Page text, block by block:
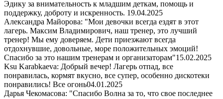
Эдику за внимательность к младшим деткам, помощь и
поддержку, доброту и искренность. 19.04.2025
Александра Майорова: "Мои девочки всегда ездят в этот
лагерь. Максим Владимирович, наш тренер, это лучший
тренер! Мы ему доверяем. Дети приезжают всегда
отдохнувшие, довольные, море положительных эмоций!
Спасибо за это нашим тренерам и организаторам"15.02.2025
Ksu Karabkaeva: Добрый вечер! Лагерь отпад, все
понравилась, кормят вкусно, все супер, особенно дискотеки
понравились! Все огонь04.01.2025
Дарья Чекомасова: "Спасибо Волна за то, что свое последнее